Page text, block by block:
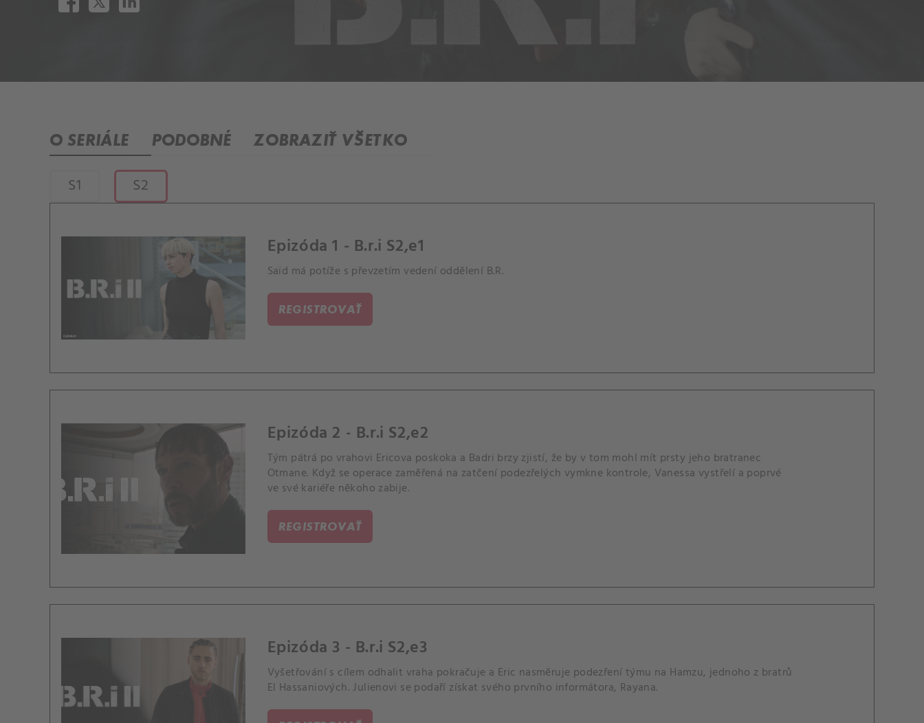
O SERIÁLE PODOBNÉ ZOBRAZIŤ VŠETKO
S1 S2
Epizóda 1 - B.r.i S2,e1
Saïd má potíže s převzetím vedení oddělení B.R.
REGISTROVAŤ
Epizóda 2 - B.r.i S2,e2
Tým pátrá po vrahovi Ericova poskoka a Badri brzy zjistí, že by v tom mohl mít prsty jeho bratranec
Otmane. Když se operace zaměřená na zatčení podezřelých vymkne kontrole, Vanessa vystřelí a poprvé
ve své kariéře někoho zabije.
REGISTROVAŤ
Epizóda 3 - B.r.i S2,e3
Vyšetřování s cílem odhalit vraha pokračuje a Eric nasměruje podezření týmu na Hamzu, jednoho z bratrů
El Hassaniových. Julienovi se podaří získat svého prvního informátora, Rayana.